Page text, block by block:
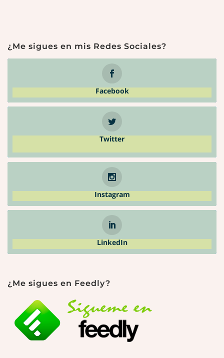
¿Me sigues en mis Redes Sociales?
Facebook
Twitter
Instagram
LinkedIn
¿Me sigues en Feedly?